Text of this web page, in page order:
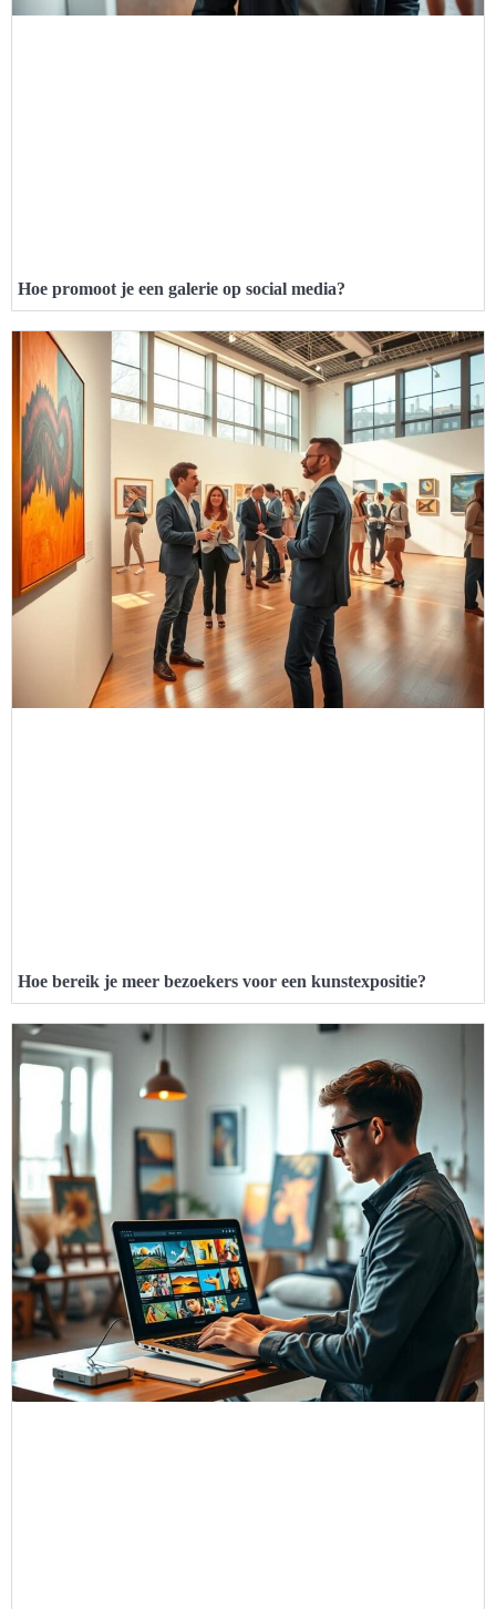
Hoe promoot je een galerie op social media?
Hoe bereik je meer bezoekers voor een kunstexpositie?